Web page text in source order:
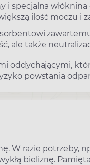
i specjalna
ilość moczu i
ale także
oddychającymi,
powstania
W razie potrzeby,
bieliznę.